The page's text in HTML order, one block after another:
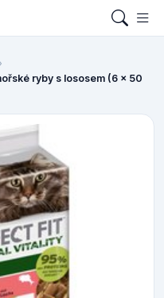
ryby s lososem (6 x 50